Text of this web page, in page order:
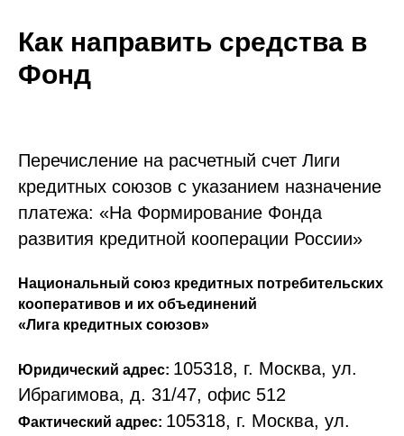
Как направить средства в
Фонд
Перечисление на расчетный счет Лиги
кредитных союзов с указанием назначение
платежа: «На Формирование Фонда
развития кредитной кооперации России»
Национальный союз кредитных потребительских
кооперативов и их объединений
«Лига кредитных союзов»
Юридический адрес: 105318, г. Москва, ул.
Ибрагимова, д. 31/47, офис 512
Фактический адрес: 105318, г. Москва, ул.